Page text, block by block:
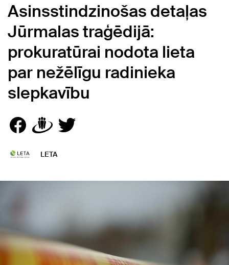
Asinsstindzinošas detaļas
Jūrmalas traģēdijā:
prokuratūrai nodota lieta
par nežēlīgu radinieka
slepkavību
LETA